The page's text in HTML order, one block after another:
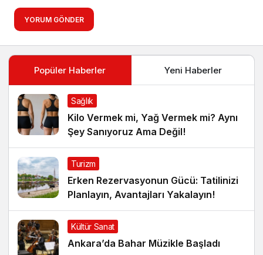
YORUM GÖNDER
Popüler Haberler Yeni Haberler
Sağlık
Kilo Vermek mi, Yağ Vermek mi? Aynı
Şey Sanıyoruz Ama Değil!
Turizm
Erken Rezervasyonun Gücü: Tatilinizi
Planlayın, Avantajları Yakalayın!
Kültür Sanat
Ankara’da Bahar Müzikle Başladı